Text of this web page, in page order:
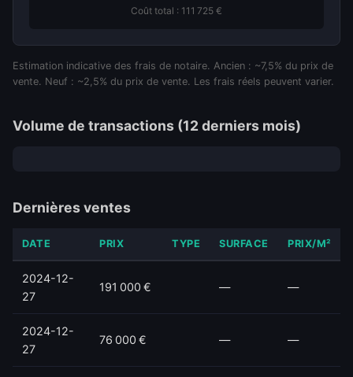
Coût total : 111 725 €
Estimation indicative des frais de notaire. Ancien : ~7,5% du prix de
vente. Neuf : ~2,5% du prix de vente. Les frais réels peuvent varier.
Volume de transactions (12 derniers mois)
Dernières ventes
DATE PRIX TYPE SURFACE PRIX/M²
2024-12-
27
191 000 € — —
2024-12-
27
76 000 € — —